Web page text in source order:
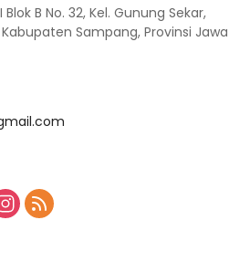
B No. 32, Kel. Gunung Sekar,
Sampang, Provinsi Jawa